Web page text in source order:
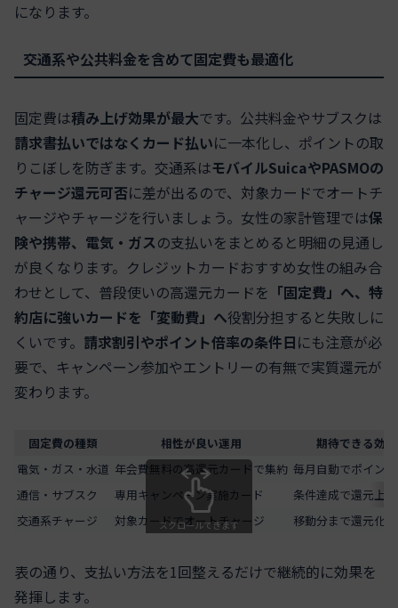
になります。
交通系や公共料金を含めて固定費も最適化
固定費は積み上げ効果が最大です。公共料金やサブスクは
請求書払いではなくカード払いに一本化し、ポイントの取
りこぼしを防ぎます。交通系はモバイルSuicaやPASMOの
チャージ還元可否に差が出るので、対象カードでオートチ
ャージやチャージを行いましょう。女性の家計管理では保
険や携帯、電気・ガスの支払いをまとめると明細の見通し
が良くなります。クレジットカードおすすめ女性の組み合
わせとして、普段使いの高還元カードを 「固定費」へ、特
約店に強いカードを「変動費」へ役割分担すると失敗しに
くいです。 請求割引やポイント倍率の条件日にも注意が必
要で、キャンペーン参加やエントリーの有無で実質還元が
変わります。
固定費の種類 相性が良い運用
期待できる効果
電気・ガス・水道 年会費無料の高還元カードで集約 毎月自動でポイン
通信・サブスク
専用キャンペーン実施カード
条件達成で還元上
交通系チャージ
対象カードでオートチャージ 移動分まで還元化
スクロールできます
表の通り、支払い方法を1回整えるだけで継続的に効果を
発揮します。